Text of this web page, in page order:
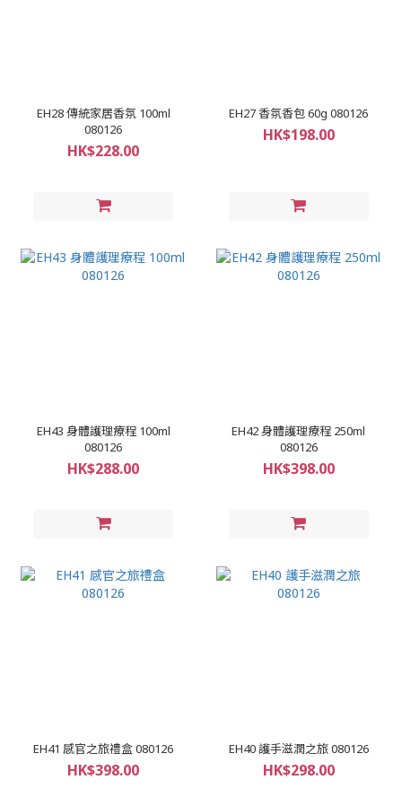
EH28 傳統家居香氛 100ml
080126
HK$228.00
EH27 香氛香包 60g 080126
HK$198.00
EH43 身體護理療程 100ml
080126
HK$288.00
EH42 身體護理療程 250ml
080126
HK$398.00
EH41 感官之旅禮盒 080126
HK$398.00
EH40 護手滋潤之旅 080126
HK$298.00